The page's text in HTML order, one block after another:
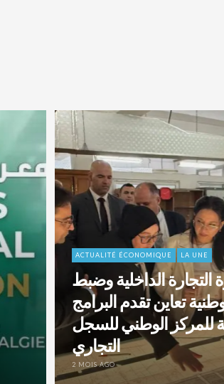
ACTUALITÉ ÉCONOMIQUE LA UNE
التجارة الداخلية وضبط
تعاين تقدم البرامج
للمركز الوطني للسجل
التجاري
2 MOIS AGO